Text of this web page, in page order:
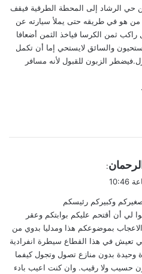
الرشاد إلى المحطة الطرقية فيقف
من هو في طريقه حتى يملأ سيارته عن
ثمن الكرسا فياخذ الثمن أضعافا
والسائق لايستحي إما أن تكمل
الزبون للقبول لأنه مسافر
:
وكبيركم رئيسكم
لي أن أقتحم عليكم بوابتكم وعقر
بموضوعكم هذا ومدليا بدوي من
تعيش في هذا القطاع سيطرة انفرادية
وحيدة بدون منازع تصول وتجول كيفما
حسيب ولا رقيب. وان كنت اعيب بادء